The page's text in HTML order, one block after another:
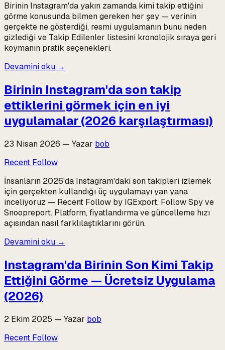
Birinin Instagram'da yakın zamanda kimi takip ettiğini
görme konusunda bilmen gereken her şey — verinin
gerçekte ne gösterdiği, resmi uygulamanın bunu neden
gizlediği ve Takip Edilenler listesini kronolojik sıraya geri
koymanın pratik seçenekleri.
Devamini oku →
Birinin Instagram'da son takip
ettiklerini görmek için en iyi
uygulamalar (2026 karşılaştırması)
23 Nisan 2026 — Yazar bob
Recent Follow
İnsanların 2026'da Instagram'daki son takipleri izlemek
için gerçekten kullandığı üç uygulamayı yan yana
inceliyoruz — Recent Follow by IGExport, Follow Spy ve
Snoopreport. Platform, fiyatlandırma ve güncelleme hızı
açısından nasıl farklılaştıklarını görün.
Devamini oku →
Instagram'da Birinin Son Kimi Takip
Ettiğini Görme — Ücretsiz Uygulama
(2026)
2 Ekim 2025 — Yazar bob
Recent Follow